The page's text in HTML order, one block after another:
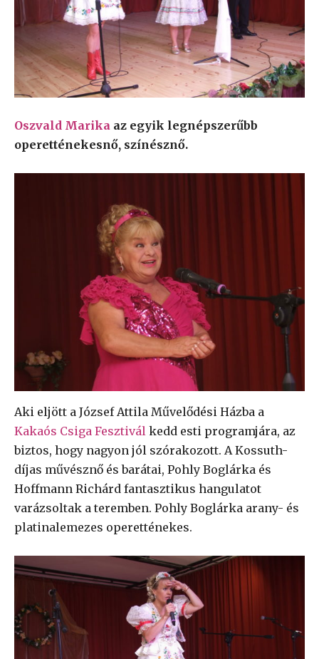
Oszvald Marika az egyik legnépszerűbb
operetténekesnő, színésznő.
Aki eljött a József Attila Művelődési Házba a
Kakaós Csiga Fesztivál kedd esti programjára, az
biztos, hogy nagyon jól szórakozott. A Kossuth-
díjas művésznő és barátai, Pohly Boglárka és
Hoffmann Richárd fantasztikus hangulatot
varázsoltak a teremben. Pohly Boglárka arany- és
platinalemezes operetténekes.